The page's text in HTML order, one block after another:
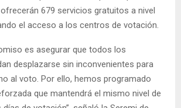
679 servicios gratuitos a nivel
el acceso a los centros de votación.
es asegurar que todos los
desplazarse sin inconvenientes para
al voto. Por ello, hemos programado
que mantendrá el mismo nivel de